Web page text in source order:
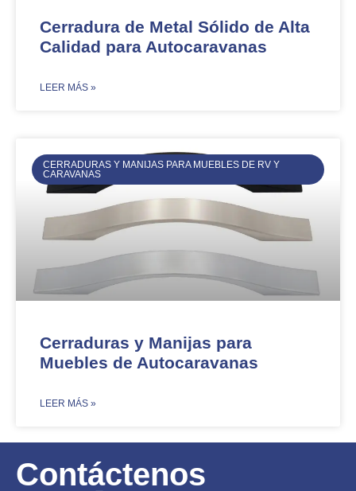
Cerradura de Metal Sólido de Alta
Calidad para Autocaravanas​​
​LEER MÁS »
CERRADURAS Y MANIJAS PARA MUEBLES DE RV Y
CARAVANAS
Cerraduras y Manijas para
Muebles de Autocaravanas
​LEER MÁS »
Contáctenos